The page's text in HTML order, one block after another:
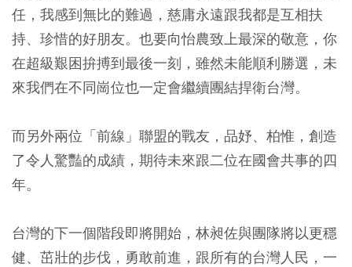
任，我感到無比的難過，慈庸永遠跟我都是互相扶
持、珍惜的好朋友。也要向怡農致上最深的敬意，你
在超級艱困拚搏到最後一刻，雖然未能順利勝選，未
來我們在不同崗位也一定會繼續團結捍衛台灣。
而另外兩位「前線」聯盟的戰友，品妤、柏惟，創造
了令人驚豔的成績，期待未來跟二位在國會共事的四
年。
台灣的下一個階段即將開始，林昶佐與團隊將以更穩
健、茁壯的步伐，勇敢前進，跟所有的台灣人民，一